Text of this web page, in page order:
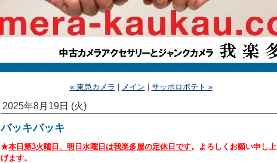
« 東急カメラ メイン サッポロポテト »
2025年8月19日 (火)
バッキバッキ
★本日第3火曜日、明日水曜日は我楽多屋の定休日です。よろしくお願い申し上
げます。